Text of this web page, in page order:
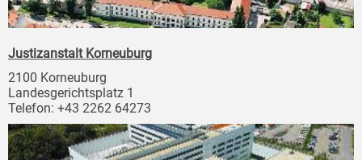
Justizanstalt Korneuburg
2100 Korneuburg
Landesgerichtsplatz 1
Telefon: +43 2262 64273